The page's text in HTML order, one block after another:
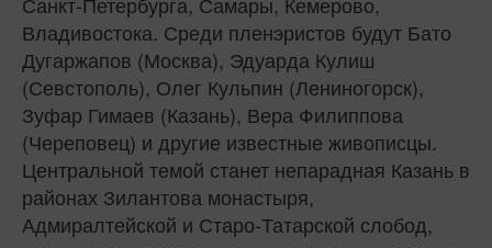
Владивостока. Среди пленэристов будут Бато
Дугаржапов (Москва), Эдуарда Кулиш
(Севстополь), Олег Кульпин (Лениногорск),
Зуфар Гимаев (Казань), Вера Филиппова
(Череповец) и другие известные живописцы.
Центральной темой станет непарадная Казань в
районах Зилантова монастыря,
Адмиралтейской и Старо-Татарской слобод,